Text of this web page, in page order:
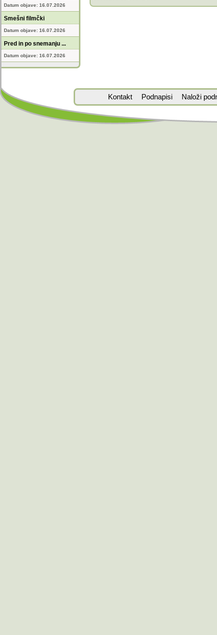
Datum objave: 16.07.2026
Smešni filmčki
Datum objave: 16.07.2026
Pred in po snemanju ...
Datum objave: 16.07.2026
Kontakt Podnapisi Naloži